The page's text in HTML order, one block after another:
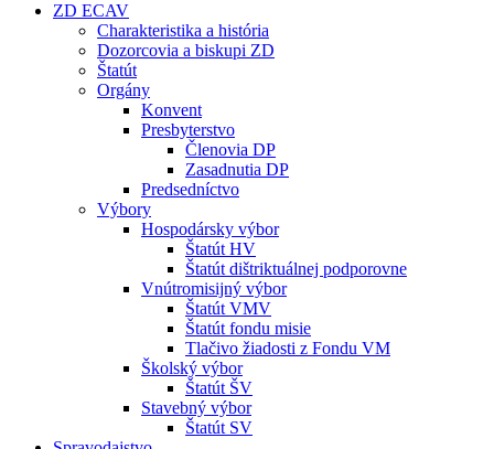
ZD ECAV
Charakteristika a história
Dozorcovia a biskupi ZD
Štatút
Orgány
Konvent
Presbyterstvo
Členovia DP
Zasadnutia DP
Predsedníctvo
Výbory
Hospodársky výbor
Štatút HV
Štatút dištriktuálnej podporovne
Vnútromisijný výbor
Štatút VMV
Štatút fondu misie
Tlačivo žiadosti z Fondu VM
Školský výbor
Štatút ŠV
Stavebný výbor
Štatút SV